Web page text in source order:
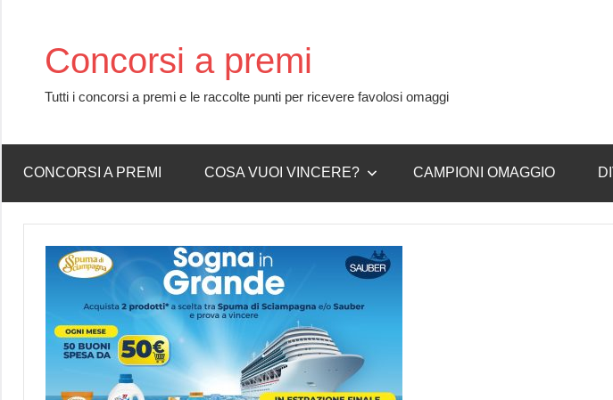
contentConcorsi a premi
Tutti i concorsi a premi e le raccolte punti per ricevere favolosi omaggi
CONCORSI A PREMI COSA VUOI VINCERE? CAMPIONI OMAGGIO